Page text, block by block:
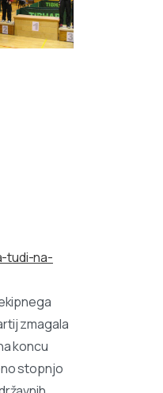
tudi-na-
zmagala
koncu
stopnjo